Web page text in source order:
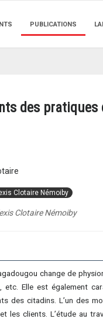
PUBLICATIONS
des
Clotaire Némoiby
Clotaire Némoiby
change de
etc. Elle est également
des citadins. L’un des
les clients. L’étude au